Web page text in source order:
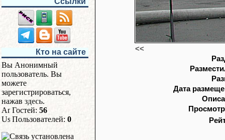
Кто на сайте
Вы Анонимный
пользователь. Вы
можете
зарегистрироваться,
нажав здесь.
Гостей: 56
Пользователей: 0
<<
Дата